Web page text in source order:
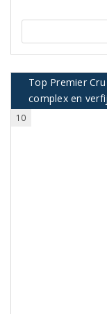
Top Premier
complex en
10